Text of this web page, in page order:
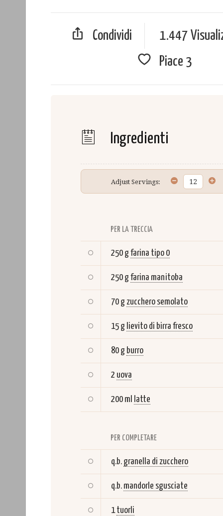
Condividi
1.447
Piace 3
Ingredienti
Adjust Servings:
PER LA TRECCIA
250 gfarina tipo 0
250 gfarina manitoba
70 g zucchero semolato
15 g lievito di birra fresco
80 g burro
2 uova
200 ml latte
PER COMPLETARE
q.b. granella di zucchero
q.b. mandorle sgusciate
1 tuorli